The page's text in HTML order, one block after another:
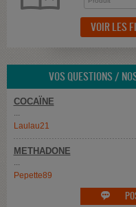
VOIR LES
VOS QUESTIONS /
COCAÏNE
Laulau21
METHADONE
Pepette89
